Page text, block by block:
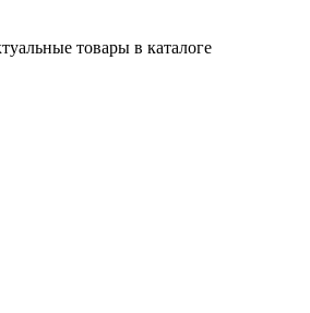
товары в каталоге